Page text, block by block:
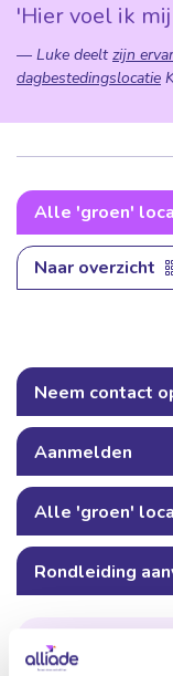
'Hier voel ik
Luke deelt zijn
dagbestedingslocatie
Alle 'groen'
Naar overzicht
Neem contact
Aanmelden
Alle 'groen'
Rondleiding
Lekker buiten